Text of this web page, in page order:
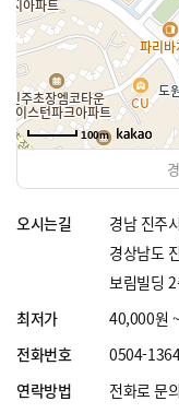
100m
오시는길
경남 진주
경상남도
보림빌딩
최저가
40,000원 ~
전화번호
0504-
연락방법
전화로 문